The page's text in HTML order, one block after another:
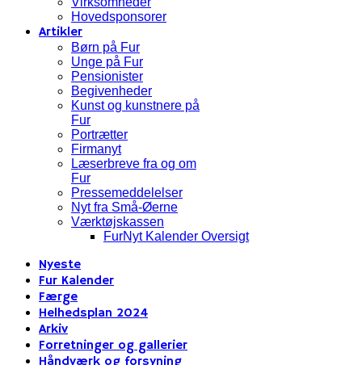
Hovedsponsorer
Artikler
Børn på Fur
Unge på Fur
Pensionister
Begivenheder
Kunst og kunstnere på
Fur
Portrætter
Firmanyt
Læserbreve fra og om
Fur
Pressemeddelelser
Nyt fra Små-Øerne
Værktøjskassen
FurNyt Kalender Oversigt
Nyeste
Fur Kalender
Færge
Helhedsplan 2024
Arkiv
Forretninger og gallerier
Håndværk og forsyning